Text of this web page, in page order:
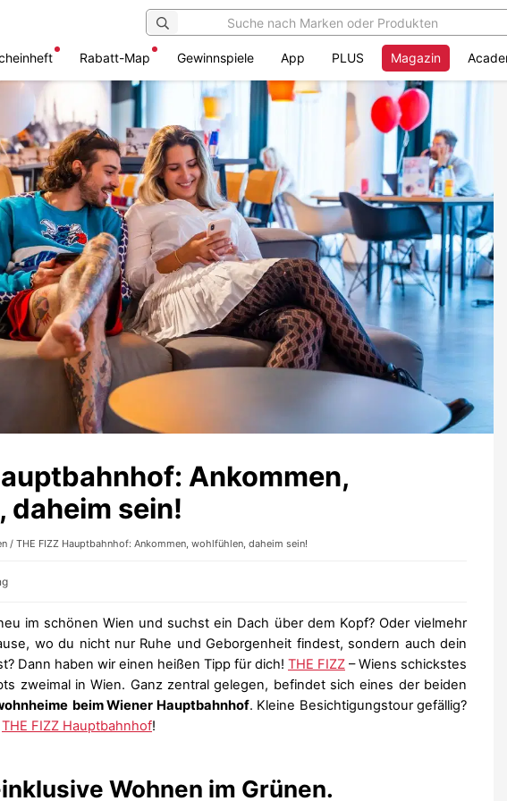
Rabatt-Map Gewinnspiele App PLUS Magazin
Ankommen,
daheim sein!
/ THE FIZZ Hauptbahnhof: Ankommen, wohlfühlen, daheim sein!
im schönen Wien und suchst ein Dach über dem Kopf? Oder vielmehr
wo du nicht nur Ruhe und Geborgenheit findest, sondern auch dein
Dann haben wir einen heißen Tipp für dich! THE FIZZ – Wiens schickstes
zweimal in Wien. Ganz zentral gelegen, befindet sich eines der beiden
beim Wiener Hauptbahnhof. Kleine Besichtigungstour gefällig?
THE FIZZ Hauptbahnhof!
Wohnen im Grünen.